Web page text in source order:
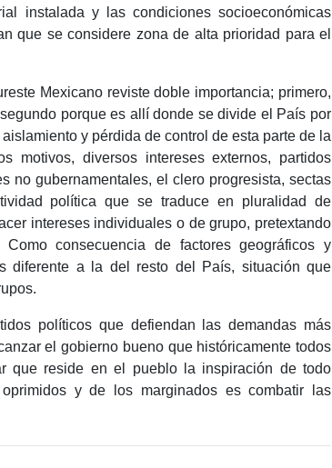
instalada y las condiciones socioeconómicas
que se considere zona de alta prioridad para el
Mexicano reviste doble importancia; primero,
porque es allí donde se divide el País por
y pérdida de control de esta parte de la
motivos, diversos intereses externos, partidos
no gubernamentales, el clero progresista, sectas
política que se traduce en pluralidad de
intereses individuales o de grupo, pretextando
consecuencia de factores geográficos y
diferente a la del resto del País, situación que
políticos que defiendan las demandas más
el gobierno bueno que históricamente todos
que reside en el pueblo la inspiración de todo
y de los marginados es combatir las